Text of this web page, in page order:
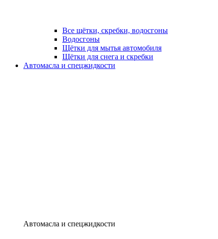
Все щётки, скребки, водосгоны
Водосгоны
Щётки для мытья автомобиля
Щётки для снега и скребки
Автомасла и спецжидкости
Автомасла и спецжидкости